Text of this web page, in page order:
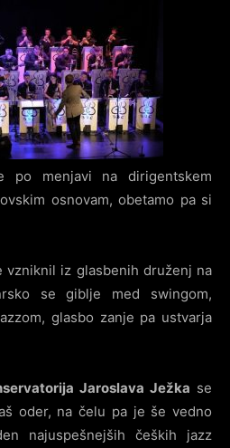
po menjavi na dirigentskem
osnovam, obetamo pa si
iz glasbenih druženj na
se giblje med swingom,
glasbo zanje pa ustvarja
Jaroslava Ježka se
oder, na čelu pa je še vedno
najuspešnejših čeških jazz